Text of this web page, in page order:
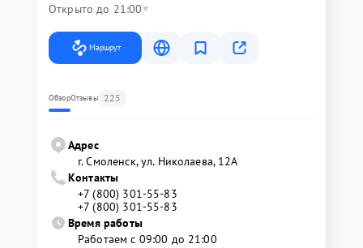
Открыто до 21:00
Маршрут
ОбзорОтзывы 225
Адрес
г. Смоленск, ул. Николаева, 12А
Контакты
+7 (800) 301-55-83
+7 (800) 301-55-83
Время работы
Работаем с 09:00 до 21:00